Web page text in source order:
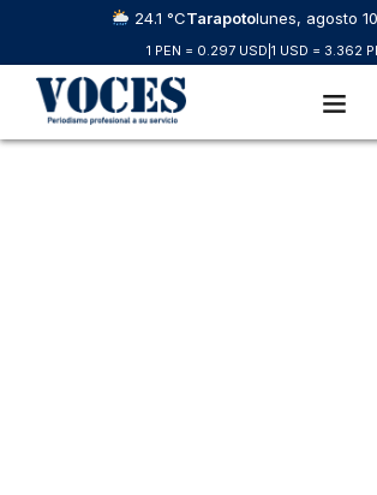
24.1 °CTarapotolunes, agosto
1 PEN = 0.297 USD 1 USD = 3.362